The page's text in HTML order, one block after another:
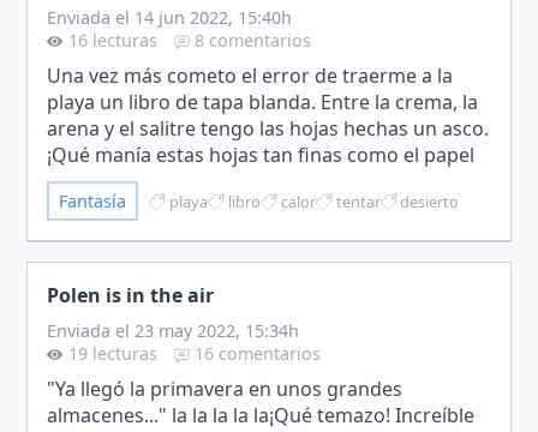
Enviada el 14 jun 2022, 15:40h
16 lecturas
8 comentarios
Una vez más cometo el error de traerme a la
playa un libro de tapa blanda. Entre la crema, la
arena y el salitre tengo las hojas hechas un asco.
¡Qué manía estas hojas tan finas como el papel
de fumar y borde de pan de oro! Supongo que
es par…
Fantasía playa libro calor tentar desierto
Polen is in the air
Enviada el 23 may 2022, 15:34h
19 lecturas
16 comentarios
"Ya llegó la primavera en unos grandes
almacenes..." la la la la la¡Qué temazo! Increíble